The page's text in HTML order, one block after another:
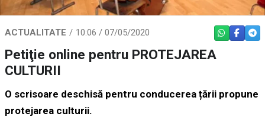
ACTUALITATE 10:06 / 07/05/2020 WHATSAPP
Petiţie online pentru PROTEJAREA
CULTURII
O scrisoare deschisă pentru conducerea țării propune
protejarea culturii.